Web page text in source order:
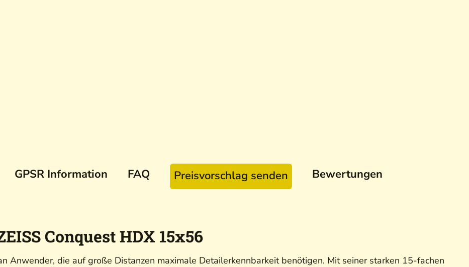
GPSR Information FAQ Preisvorschlag senden
Bewertungen
Conquest HDX 15x56
Anwender, die auf große Distanzen maximale Detailerkennbarkeit benötigen. Mit seiner starken 15-fachen